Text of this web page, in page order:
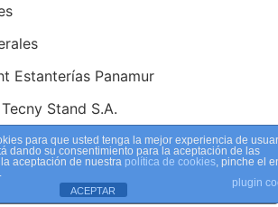
Estanterías Panamur
Stand S.A.
para que usted tenga la mejor experiencia de
dando su consentimiento para la aceptación de las
aceptación de nuestra política de cookies , pinche el
plugin
ACEPTAR